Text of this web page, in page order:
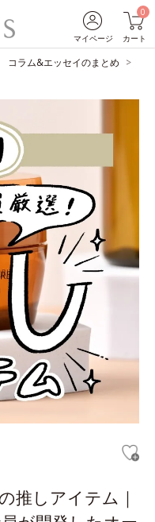
マイページ
0
カート
コラム&エッセイのまとめ
推しアイテム｜